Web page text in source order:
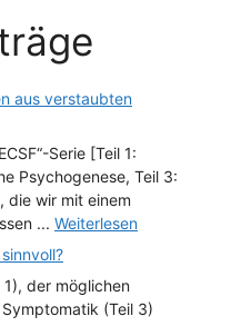
aus verstaubten
Serie [Teil 1:
Psychogenese, Teil 3:
die wir mit einem
... Weiterlesen
der möglichen
(Teil 3)